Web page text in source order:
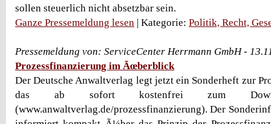
sollen steuerlich nicht absetzbar sein.
Ganze Pressemeldung lesen | Kategorie: Politik, Recht,
Pressemeldung von: ServiceCenter Herrmann GmbH -
Prozessfinanzierung im Ãœberblick
Der Deutsche Anwaltverlag legt jetzt ein Sonderheft zur
das ab sofort kostenfrei zum
(www.anwaltverlag.de/prozessfinanzierung). Der